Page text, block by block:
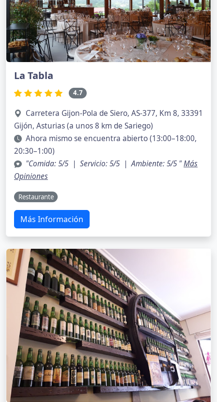
La Tabla
4.7
Carretera Gijon-Pola de Siero, AS-377, Km 8, 33391
Gijón, Asturias (a unos 8 km de Sariego)
Ahora mismo se encuentra abierto (13:00–18:00,
20:30–1:00)
"Comida: 5/5 | Servicio: 5/5 | Ambiente: 5/5 "Más
Opiniones
Restaurante
Más Información